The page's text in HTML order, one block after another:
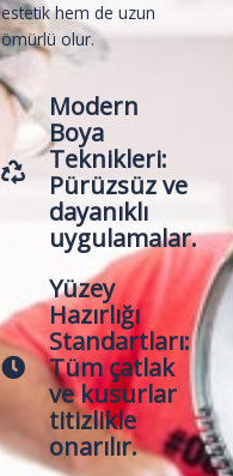
estetik hem de uzun
ömürlü olur.
Modern
Boya
Teknikleri:
Pürüzsüz ve
dayanıklı
uygulamalar.
Yüzey
Hazırlığı
Standartları:
Tüm çatlak
ve kusurlar
titizlikle
onarılır.